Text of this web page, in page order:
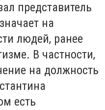
представитель
на
людей, ранее
В частности,
на должность
есть